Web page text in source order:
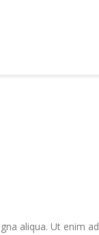
aliqua. Ut enim ad